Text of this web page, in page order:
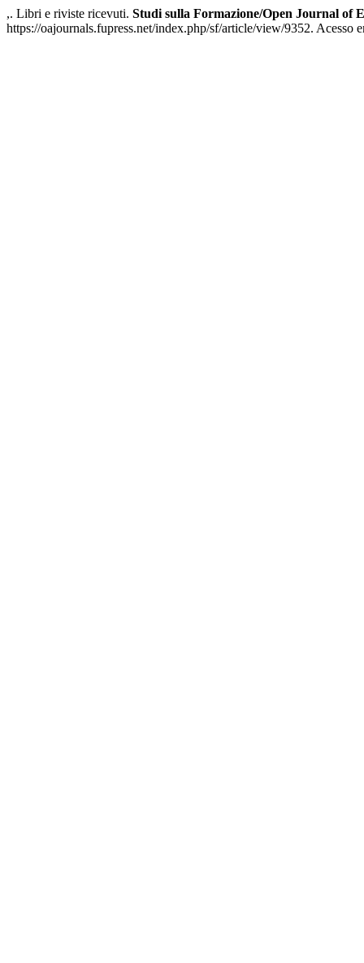
,. Libri e riviste ricevuti. Studi sulla Formazione/Open Journal of
https://oajournals.fupress.net/index.php/sf/article/view/9352. Acesso